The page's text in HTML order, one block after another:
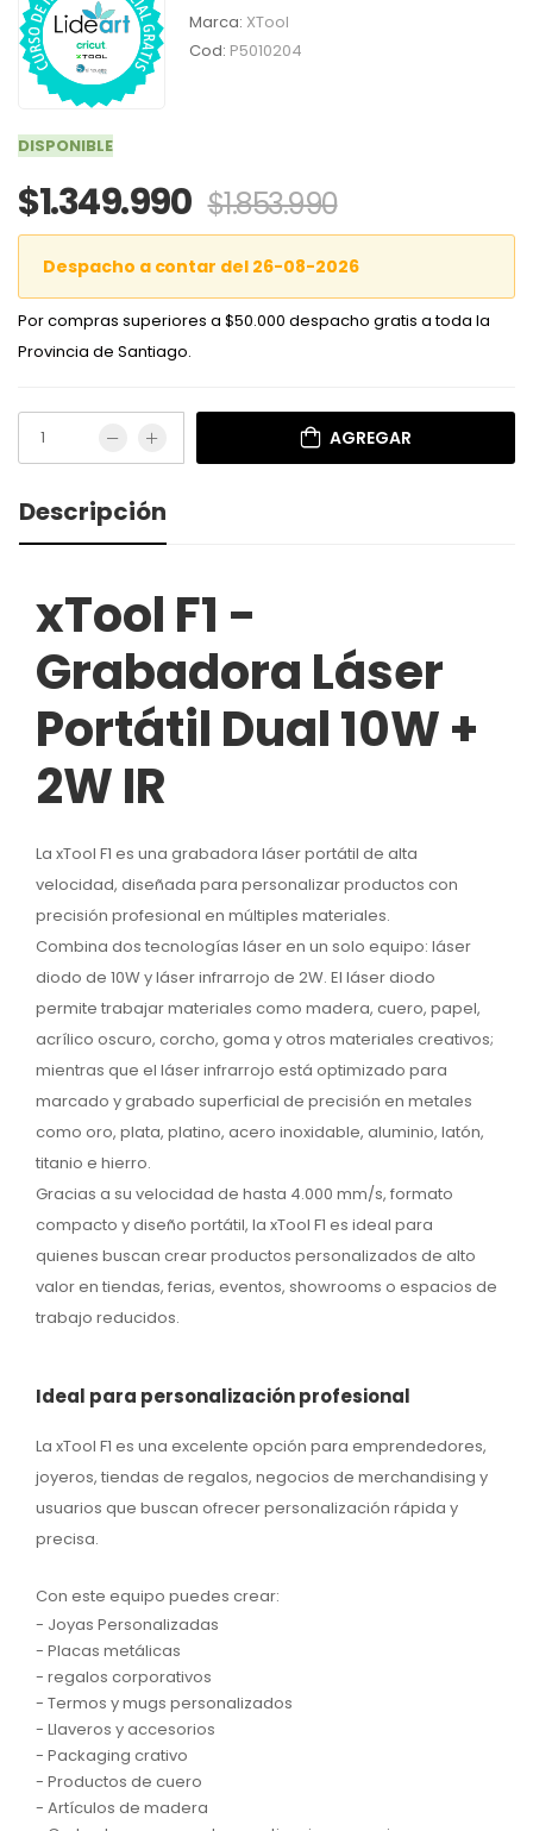
Marca: XTool
Cod: P5010204
DISPONIBLE
$1.349.990 $1.853.990
Despacho a contar del 26-08-2026
Por compras superiores a $50.000 despacho gratis a toda la
Provincia de Santiago.
AGREGAR
Descripción
xTool F1 -
Grabadora Láser
Portátil Dual 10W +
2W IR
La xTool F1 es una grabadora láser portátil de alta
velocidad, diseñada para personalizar productos con
precisión profesional en múltiples materiales.
Combina dos tecnologías láser en un solo equipo: láser
diodo de 10W y láser infrarrojo de 2W. El láser diodo
permite trabajar materiales como madera, cuero, papel,
acrílico oscuro, corcho, goma y otros materiales creativos;
mientras que el láser infrarrojo está optimizado para
marcado y grabado superficial de precisión en metales
como oro, plata, platino, acero inoxidable, aluminio, latón,
titanio e hierro.
Gracias a su velocidad de hasta 4.000 mm/s, formato
compacto y diseño portátil, la xTool F1 es ideal para
quienes buscan crear productos personalizados de alto
valor en tiendas, ferias, eventos, showrooms o espacios de
trabajo reducidos.
Ideal para personalización profesional
La xTool F1 es una excelente opción para emprendedores,
joyeros, tiendas de regalos, negocios de merchandising y
usuarios que buscan ofrecer personalización rápida y
precisa.
Con este equipo puedes crear:
- Joyas Personalizadas
- Placas metálicas
- regalos corporativos
- Termos y mugs personalizados
- Llaveros y accesorios
- Packaging crativo
- Productos de cuero
- Artículos de madera